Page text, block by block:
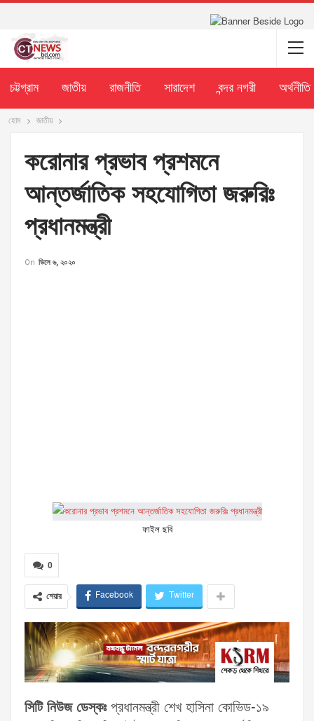
চট্টগ্রাম জাতীয় রাজনীতি সারাদেশ বন্দর নগরী অর্থনীতি
হোম জাতীয়
করোনার প্রভাব প্রশমনে
আন্তর্জাতিক সহযোগিতা জরুরিঃ
প্রধানমন্ত্রী
On ডিসে ৬, ২০২০
ফাইল ছবি
0
শেয়ার Facebook Twitter
সিটি নিউজ ডেস্কঃপ্রধানমন্ত্রী শেখ হাসিনা কোভিড-১৯